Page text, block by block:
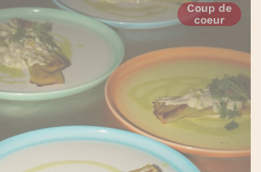
Coup de
coeur